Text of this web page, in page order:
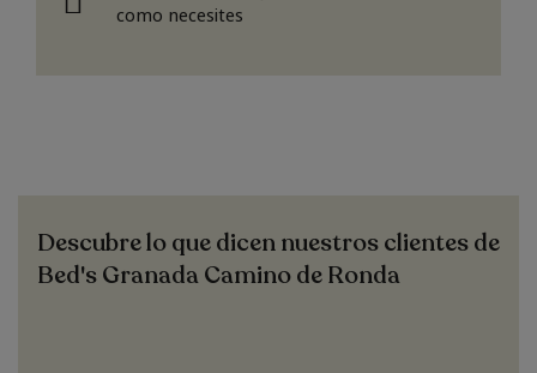
como necesites
Descubre lo que dicen nuestros clientes de
Bed's Granada Camino de Ronda